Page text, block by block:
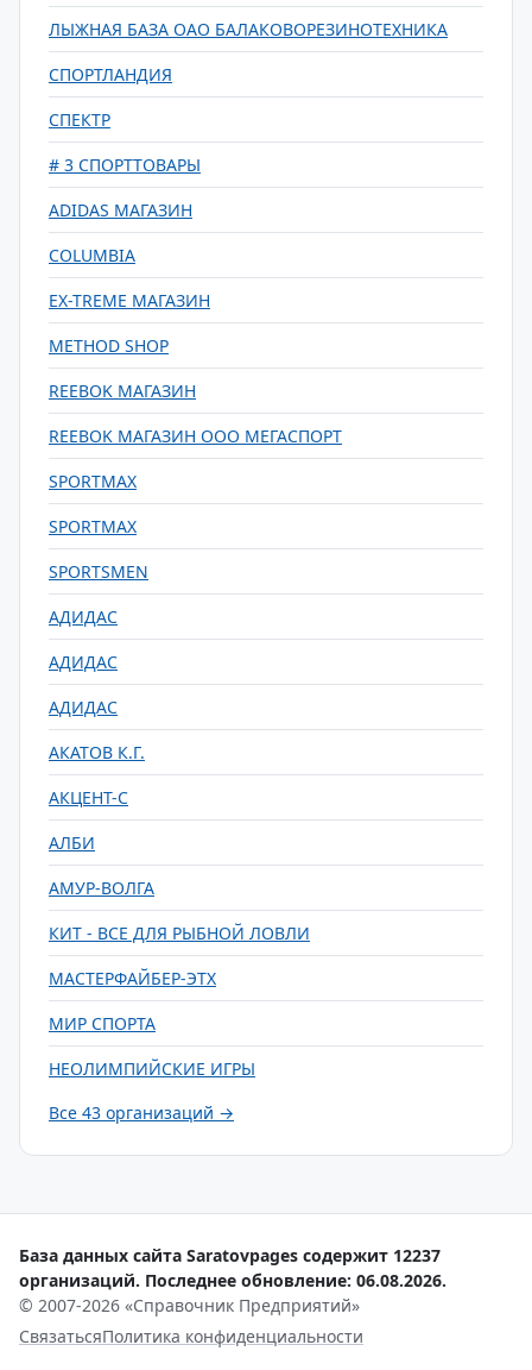
ЛЫЖНАЯ БАЗА ОАО БАЛАКОВОРЕЗИНОТЕХНИКА
СПОРТЛАНДИЯ
СПЕКТР
# 3 СПОРТТОВАРЫ
ADIDAS МАГАЗИН
COLUMBIA
EX-TREME МАГАЗИН
METHOD SHOP
REEBOK МАГАЗИН
REEBOK МАГАЗИН ООО МЕГАСПОРТ
SPORTMAX
SPORTMAX
SPORTSMEN
АДИДАС
АДИДАС
АДИДАС
АКАТОВ К.Г.
АКЦЕНТ-С
АЛБИ
АМУР-ВОЛГА
КИТ - ВСЕ ДЛЯ РЫБНОЙ ЛОВЛИ
МАСТЕРФАЙБЕР-ЭТХ
МИР СПОРТА
НЕОЛИМПИЙСКИЕ ИГРЫ
Все 43 организаций →
База данных сайта Saratovpages содержит 12237
организаций. Последнее обновление: 06.08.2026.
© 2007-2026 «Справочник Предприятий»
СвязатьсяПолитика конфиденциальности